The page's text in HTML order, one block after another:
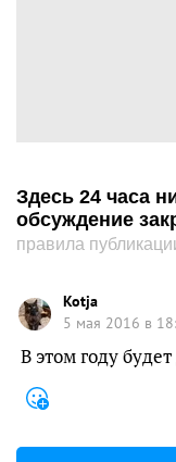
Здесь 24 часа
обсуждение
правила
Kotja
5 мая 2016 в
В этом году